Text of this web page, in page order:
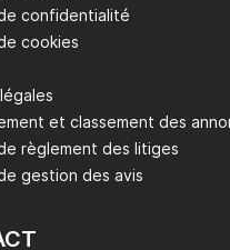
confidentialité
cookies
et classement des
règlement des litiges
gestion des avis